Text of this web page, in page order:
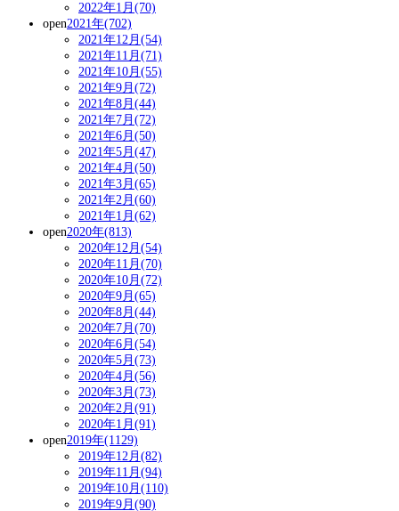
2022年1月(70)
open2021年(702)
2021年12月(54)
2021年11月(71)
2021年10月(55)
2021年9月(72)
2021年8月(44)
2021年7月(72)
2021年6月(50)
2021年5月(47)
2021年4月(50)
2021年3月(65)
2021年2月(60)
2021年1月(62)
open2020年(813)
2020年12月(54)
2020年11月(70)
2020年10月(72)
2020年9月(65)
2020年8月(44)
2020年7月(70)
2020年6月(54)
2020年5月(73)
2020年4月(56)
2020年3月(73)
2020年2月(91)
2020年1月(91)
open2019年(1129)
2019年12月(82)
2019年11月(94)
2019年10月(110)
2019年9月(90)